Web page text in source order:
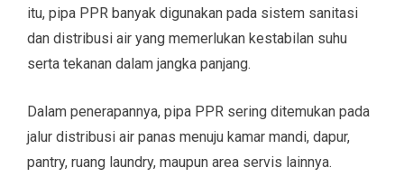
itu, pipa PPR banyak digunakan pada sistem sanitasi
dan distribusi air yang memerlukan kestabilan suhu
serta tekanan dalam jangka panjang.
Dalam penerapannya, pipa PPR sering ditemukan pada
jalur distribusi air panas menuju kamar mandi, dapur,
pantry, ruang laundry, maupun area servis lainnya.